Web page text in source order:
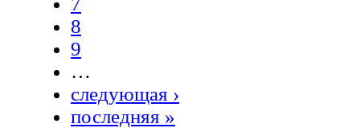
8
9
…
следующая ›
последняя »